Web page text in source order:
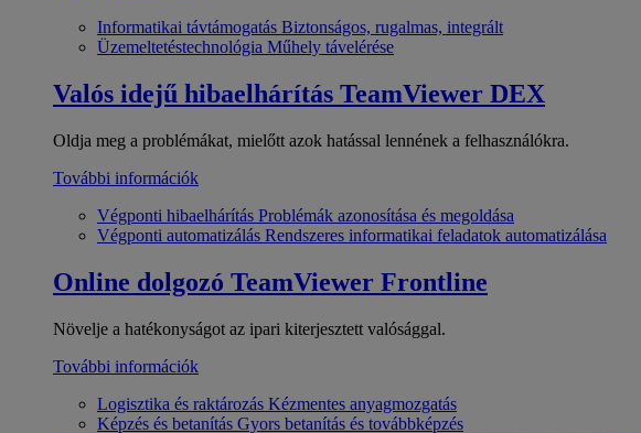
Informatikai távtámogatás Biztonságos, rugalmas, integrált
Üzemeltetéstechnológia Műhely távelérése
Valós idejű hibaelhárítás TeamViewer DEX
Oldja meg a problémákat, mielőtt azok hatással lennének a felhasználókra.
További információk
Végponti hibaelhárítás Problémák azonosítása és megoldása
Végponti automatizálás Rendszeres informatikai feladatok automatizálása
Online dolgozó TeamViewer Frontline
Növelje a hatékonyságot az ipari kiterjesztett valósággal.
További információk
Logisztika és raktározás Kézmentes anyagmozgatás
Képzés és betanítás Gyors betanítás és továbbképzés